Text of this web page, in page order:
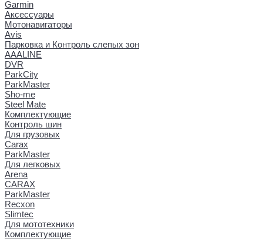
Garmin
Аксессуары
Мотонавигаторы
Avis
Парковка и Контроль слепых зон
AAALINE
DVR
ParkCity
ParkMaster
Sho-me
Steel Mate
Комплектующие
Контроль шин
Для грузовых
Carax
ParkMaster
Для легковых
Arena
CARAX
ParkMaster
Recxon
Slimtec
Для мототехники
Комплектующие